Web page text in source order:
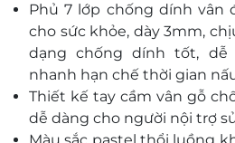
Phủ 7 lớp chống dính vân
cho sức khỏe, dày 3mm,
dạng chống dính tốt, dễ
nhanh hạn chế thời gian
Thiết kế tay cầm vân gỗ
dễ dàng cho người nội trợ